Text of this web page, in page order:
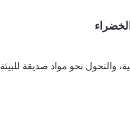
والتحول نحو مواد صديقة للبيئة